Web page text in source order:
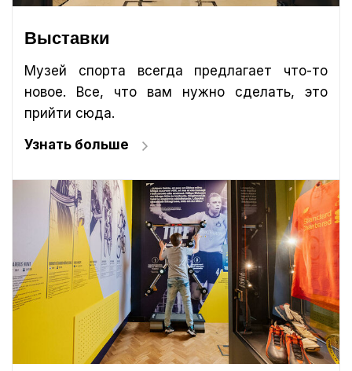
Выставки
Музей спорта всегда предлагает что-то
новое. Все, что вам нужно сделать, это
прийти сюда.
Узнать больше